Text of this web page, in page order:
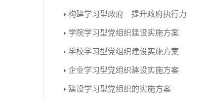
构建学习型政府 提升政府执行力
学院学习型党组织建设实施方案
学校学习型党组织建设实施方案
企业学习型党组织建设实施方案
建设学习型党组织的实施方案